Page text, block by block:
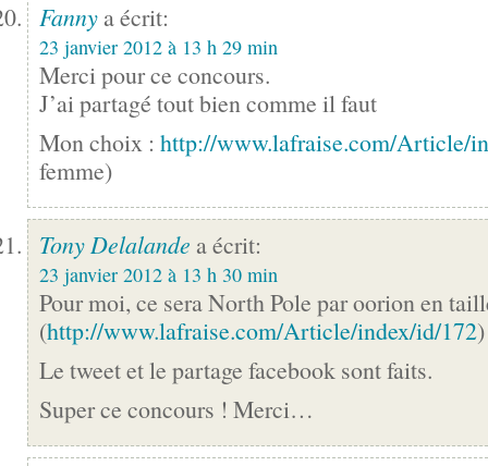
Fanny a écrit:
23 janvier 2012 à 13 h 29 min
Merci pour ce concours.
J’ai partagé tout bien comme il faut
Mon choix : http://www.lafraise.com/Article/
femme)
Tony Delalande a écrit:
23 janvier 2012 à 13 h 30 min
Pour moi, ce sera North Pole par oorion en
(http://www.lafraise.com/Article/index/id/172)
Le tweet et le partage facebook sont faits.
Super ce concours ! Merci…